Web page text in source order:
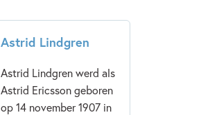
Astrid Lindgren
Astrid Lindgren werd als
Astrid Ericsson geboren
op 14 november 1907 in